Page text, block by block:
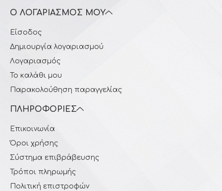
Ο ΛΟΓΑΡΙΑΣΜΌΣ ΜΟΥ
Είσοδος
Δημιουργία λογαριασμού
Λογαριασμός
Το καλάθι μου
Παρακολούθηση παραγγελίας
ΠΛΗΡΟΦΟΡΊΕΣ
Επικοινωνία
Όροι χρήσης
Σύστημα επιβράβευσης
Τρόποι πληρωμής
Πολιτική επιστροφών